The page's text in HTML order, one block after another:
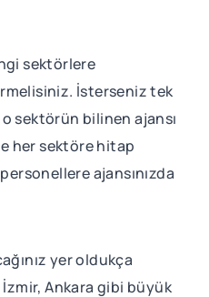
sektörlere
İsterseniz tek
sektörün bilinen ajansı
her sektöre hitap
ajansınızda
yer oldukça
Ankara gibi büyük